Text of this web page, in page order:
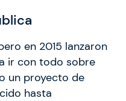
en 2015 lanzaron
ir con todo sobre
un proyecto de
hasta